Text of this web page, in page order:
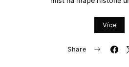
Více
Share